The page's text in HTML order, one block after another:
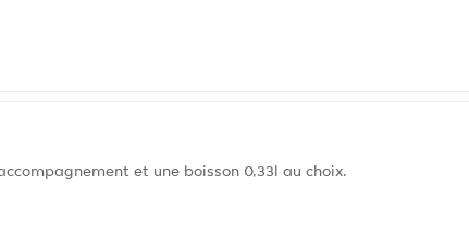
et une boisson 0,33l au choix.